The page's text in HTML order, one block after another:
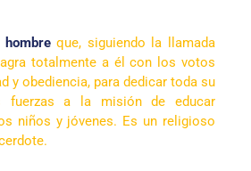
que, siguiendo la llamada
totalmente a él con los votos
y obediencia, para dedicar toda su
fuerzas a la misión de educar
niños y jóvenes. Es un religioso